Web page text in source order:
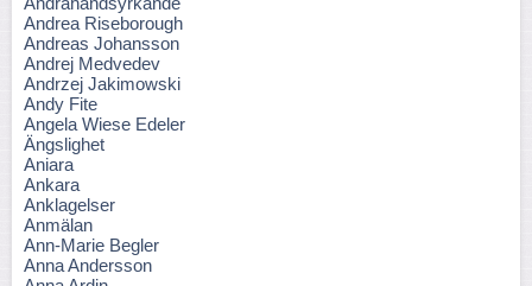
Andrea Riseborough
Andreas Johansson
Andrej Medvedev
Andrzej Jakimowski
Andy Fite
Angela Wiese Edeler
Ängslighet
Aniara
Ankara
Anklagelser
Anmälan
Ann-Marie Begler
Anna Andersson